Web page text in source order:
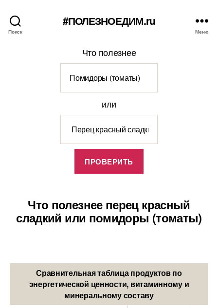
Поиск
#ПОЛЕЗНОЕДИМ.ru
Меню
Что полезнее
или
Что полезнее перец красный
сладкий или помидоры (томаты)
Сравнительная таблица продуктов по
энергетической ценности, витаминному и
минеральному составу